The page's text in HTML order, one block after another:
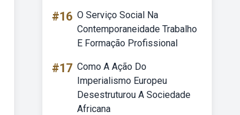
#16 O Serviço Social Na
Contemporaneidade Trabalho
E Formação Profissional
#17 Como A Ação Do
Imperialismo Europeu
Desestruturou A Sociedade
Africana